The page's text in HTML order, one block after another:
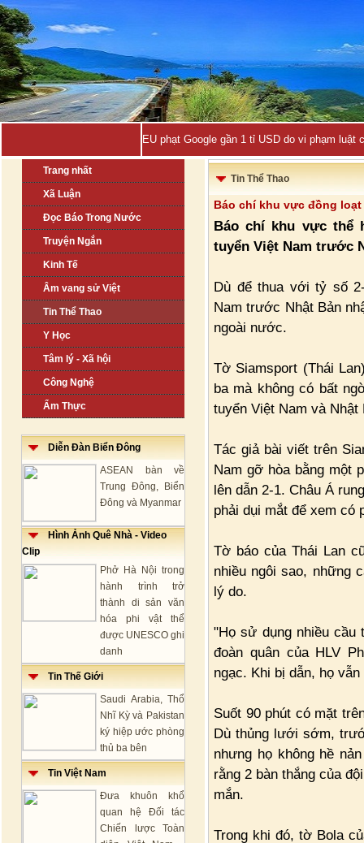
EU phạt Google gần 1 tỉ USD do vi phạm luật
Trang nhất
Xã Luận
Đọc Báo Trong Nước
Truyện Ngắn
Kinh Tế
Âm vang sử Việt
Tin Thể Thao
Y Học
Tâm lý - Xã hội
Công Nghệ
Ẩm Thực
Diễn Đàn Biển Đông
ASEAN bàn về
Trung Đông, Biển
Đông và Myanmar
Hình Ảnh Quê Nhà - Video
Clip
Phở Hà Nội trong
hành trình trở
thành di sản văn
hóa phi vật thể
được UNESCO ghi
danh
Tin Thế Giới
Saudi Arabia, Thổ
Nhĩ Kỳ và Pakistan
ký hiệp ước phòng
thủ ba bên
Tin Việt Nam
Đưa khuôn khổ
quan hệ Đối tác
Chiến lược Toàn
Tin Thể Thao
Báo chí khu vực đồng
Báo chí khu vực thể
tuyển Việt Nam trước
Dù để thua với tỷ số
Nam trước Nhật Bản
ngoài nước.
Tờ Siamsport (Thái
ba mà không có bất
tuyển Việt Nam và
Tác giả bài viết trên
Nam gỡ hòa bằng một
lên dẫn 2-1. Châu Á
phải dụi mắt để xem có
Tờ báo của Thái Lan
nhiều ngôi sao, những
lý do.
"Họ sử dụng nhiều cầu
đoàn quân của HLV
ngạc. Khi bị dẫn, họ
Suốt 90 phút có mặt
Dù thủng lưới sớm,
nhưng họ không hề
rằng 2 bàn thắng của
mắn.
Trong khi đó, tờ Bola